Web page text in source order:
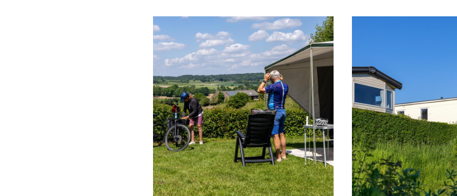
Epen (5,9 kilometer).
Vijlen - Camerig (10,5 kilometer).
Vijlen - Camerig (8,2 kilometer).